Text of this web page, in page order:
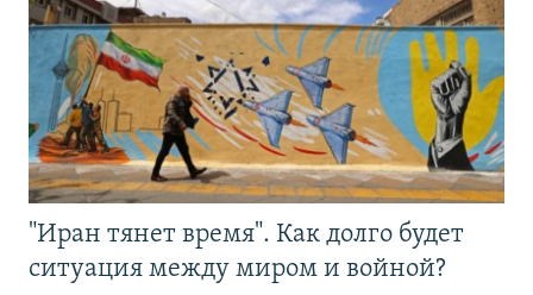
"Иран тянет время". Как долго будет
ситуация между миром и войной?